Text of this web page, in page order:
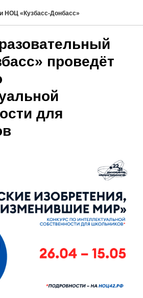
НОЦ «Кузбасс-Донбасс»
проведёт
для